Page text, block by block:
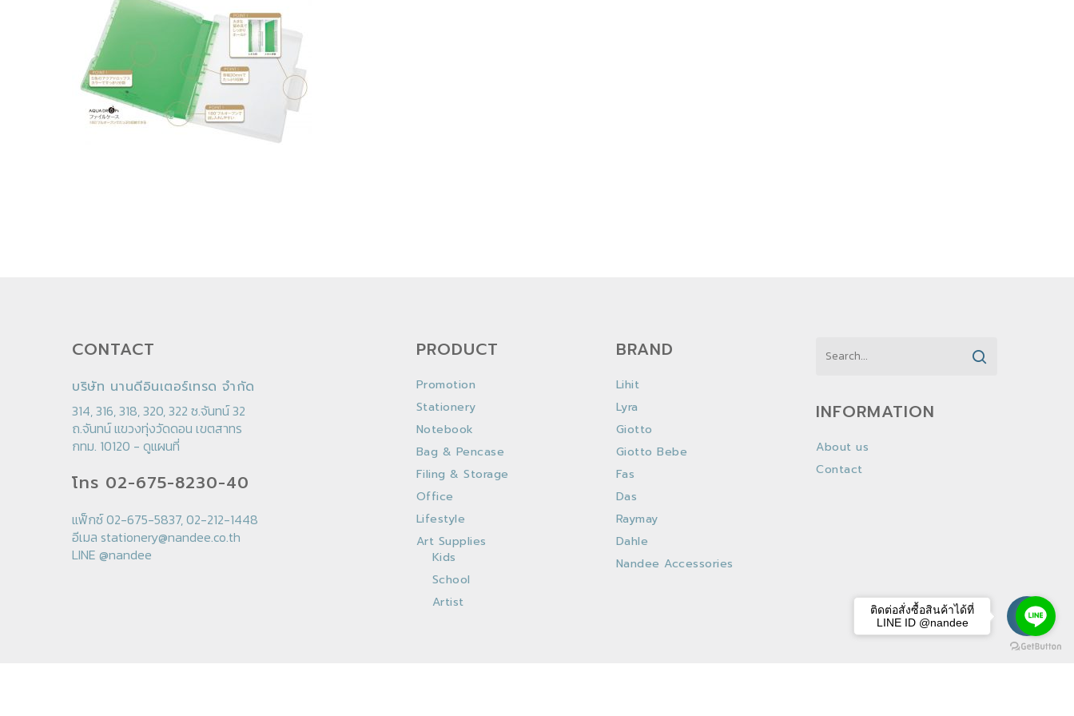
CONTACT
บริษัท นานดีอินเตอร์เทรด จำกัด
314, 316, 318, 320, 322 ซ.จันทน์ 32
ถ.จันทน์ แขวงทุ่งวัดดอน เขตสาทร
กทม. 10120 - ดูแผนที่
โทร 02-675-8230-40
แฟ็กซ์ 02-675-5837, 02-212-1448
อีเมล stationery@nandee.co.th
LINE @nandee
PRODUCT
Promotion
Stationery
Notebook
Bag & Pencase
Filing & Storage
Office
Lifestyle
Art Supplies
Kids
School
Artist
BRAND
Lihit
Lyra
Giotto
Giotto Bebe
Fas
Das
Raymay
Dahle
Nandee Accessories
INFORMATION
About us
Contact
ติดต่อสั่งซื้อสินค้าได้ที่
LINE ID @nandee